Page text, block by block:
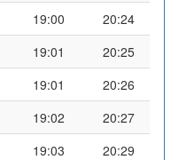
19:00
20:24
19:01
20:25
19:01
20:26
19:02
20:27
19:03
20:29